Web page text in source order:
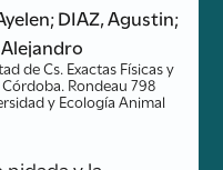
DIAZ, Agustin;
Alejandro
de Cs. Exactas Físicas y
Rondeau 798
y Ecología Animal